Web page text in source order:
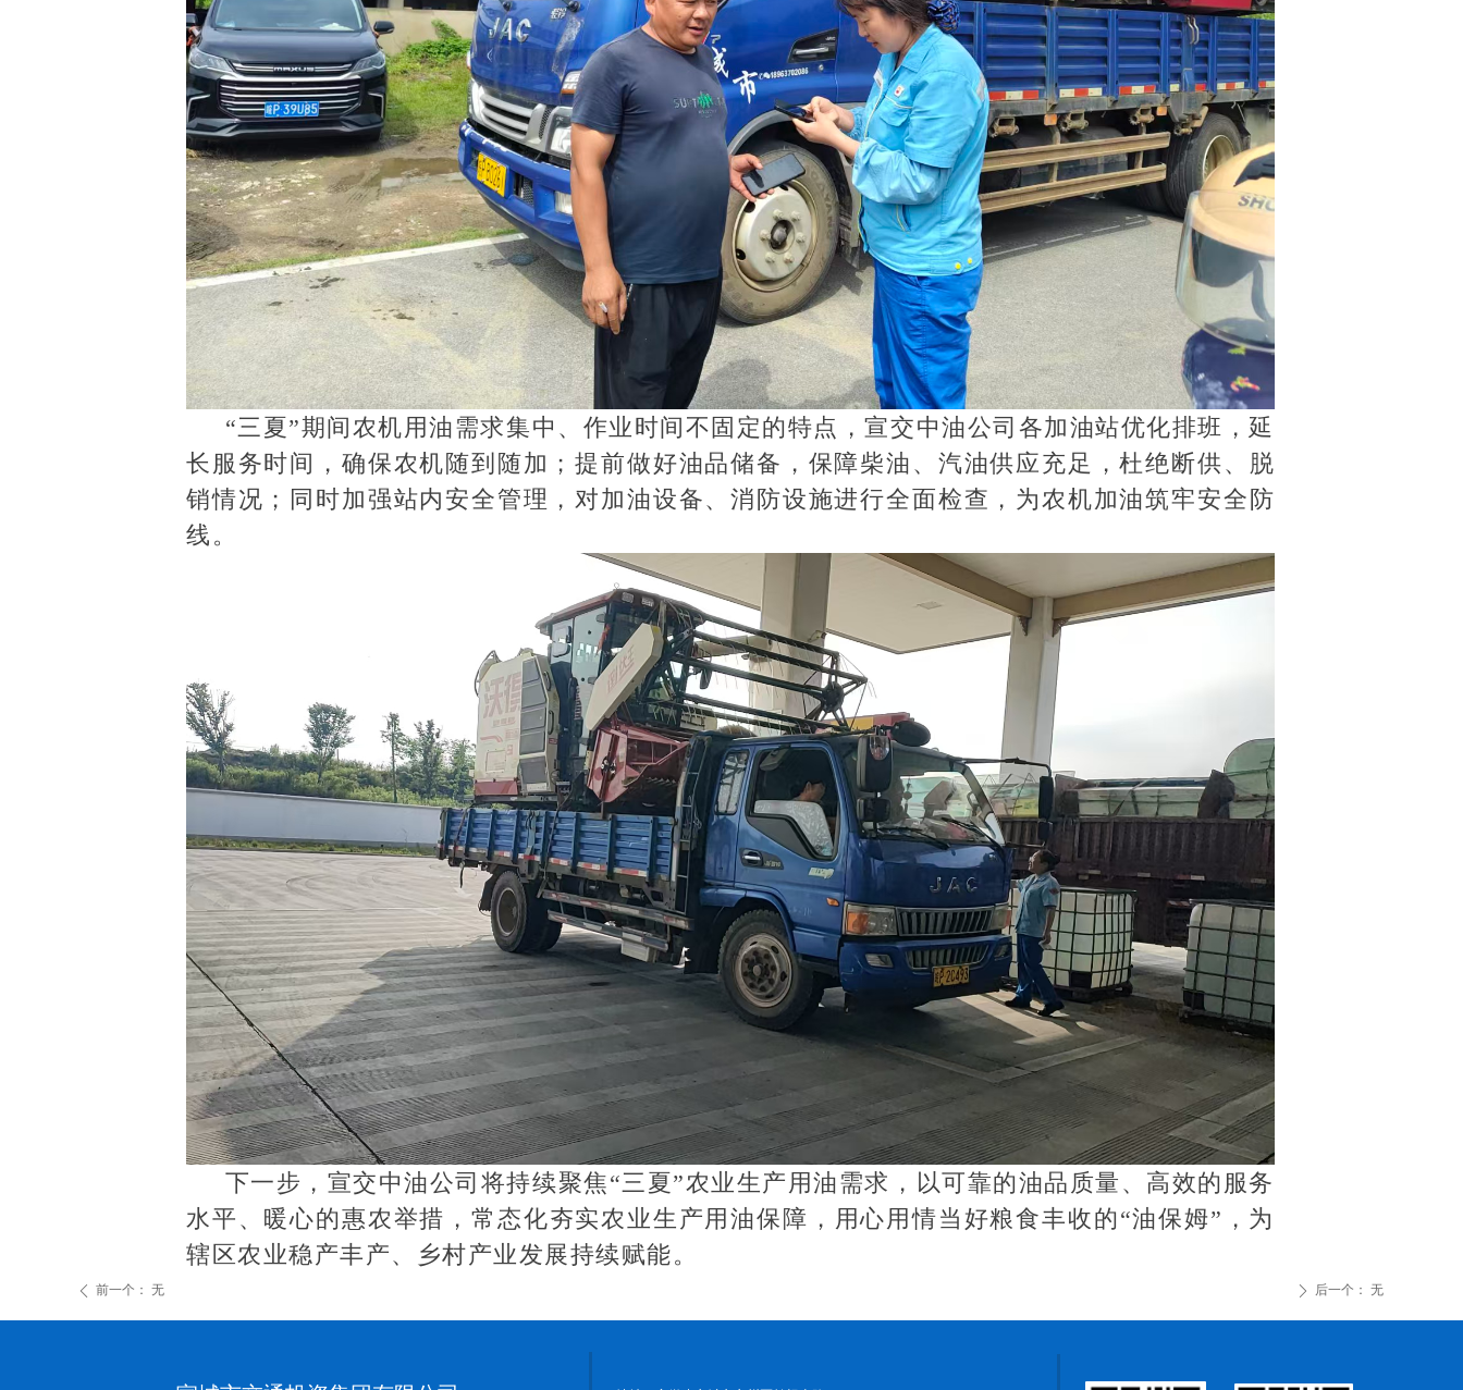
“三夏”期间农机用油需求集中、作业时间不固定的特点，宣交中油公司各加油站优化排班，延
长服务时间，确保农机随到随加；提前做好油品储备，保障柴油、汽油供应充足，杜绝断供、脱
销情况；同时加强站内安全管理，对加油设备、消防设施进行全面检查，为农机加油筑牢安全防
线。
下一步，宣交中油公司将持续聚焦“三夏”农业生产用油需求，以可靠的油品质量、高效的服务
水平、暖心的惠农举措，常态化夯实农业生产用油保障，用心用情当好粮食丰收的“油保姆”，为
辖区农业稳产丰产、乡村产业发展持续赋能。
ꄴ 前一个： 无 ꄲ 后一个： 无